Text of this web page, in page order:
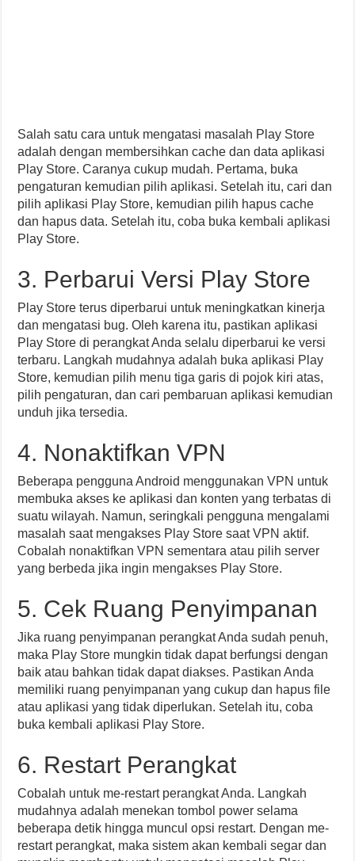
Salah satu cara untuk mengatasi masalah Play Store
adalah dengan membersihkan cache dan data aplikasi
Play Store. Caranya cukup mudah. Pertama, buka
pengaturan kemudian pilih aplikasi. Setelah itu, cari dan
pilih aplikasi Play Store, kemudian pilih hapus cache
dan hapus data. Setelah itu, coba buka kembali aplikasi
Play Store.
3. Perbarui Versi Play Store
Play Store terus diperbarui untuk meningkatkan kinerja
dan mengatasi bug. Oleh karena itu, pastikan aplikasi
Play Store di perangkat Anda selalu diperbarui ke versi
terbaru. Langkah mudahnya adalah buka aplikasi Play
Store, kemudian pilih menu tiga garis di pojok kiri atas,
pilih pengaturan, dan cari pembaruan aplikasi kemudian
unduh jika tersedia.
4. Nonaktifkan VPN
Beberapa pengguna Android menggunakan VPN untuk
membuka akses ke aplikasi dan konten yang terbatas di
suatu wilayah. Namun, seringkali pengguna mengalami
masalah saat mengakses Play Store saat VPN aktif.
Cobalah nonaktifkan VPN sementara atau pilih server
yang berbeda jika ingin mengakses Play Store.
5. Cek Ruang Penyimpanan
Jika ruang penyimpanan perangkat Anda sudah penuh,
maka Play Store mungkin tidak dapat berfungsi dengan
baik atau bahkan tidak dapat diakses. Pastikan Anda
memiliki ruang penyimpanan yang cukup dan hapus file
atau aplikasi yang tidak diperlukan. Setelah itu, coba
buka kembali aplikasi Play Store.
6. Restart Perangkat
Cobalah untuk me-restart perangkat Anda. Langkah
mudahnya adalah menekan tombol power selama
beberapa detik hingga muncul opsi restart. Dengan me-
restart perangkat, maka sistem akan kembali segar dan